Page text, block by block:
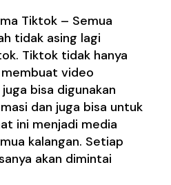
Tiktok – Semua
tidak asing lagi
Tiktok tidak hanya
video
bisa digunakan
dan juga bisa untuk
ini menjadi media
kalangan. Setiap
akan dimintai